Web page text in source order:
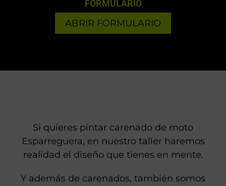
FORMULARIO
ABRIR FORMULARIO
Si quieres pintar carenado de moto
Esparreguera, en nuestro taller haremos
realidad el diseño que tienes en mente.
Y además de carenados, también somos